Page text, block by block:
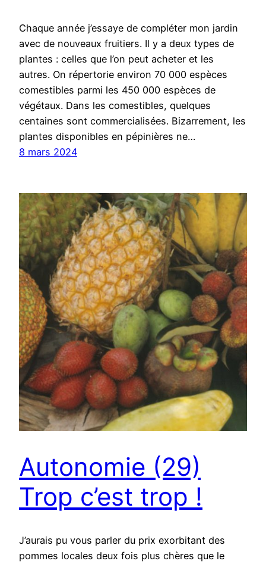
Chaque année j’essaye de compléter mon jardin
avec de nouveaux fruitiers. Il y a deux types de
plantes : celles que l’on peut acheter et les
autres. On répertorie environ 70 000 espèces
comestibles parmi les 450 000 espèces de
végétaux. Dans les comestibles, quelques
centaines sont commercialisées. Bizarrement, les
plantes disponibles en pépinières ne…
8 mars 2024
Autonomie (29)
Trop c’est trop !
J’aurais pu vous parler du prix exorbitant des
pommes locales deux fois plus chères que le